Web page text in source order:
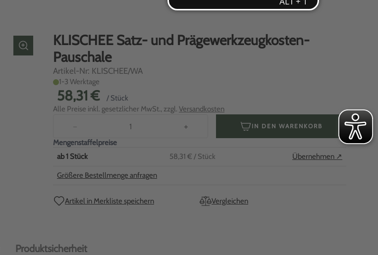
KLISCHEE Satz- und Prägewerkzeugkosten-
Pauschale
Artikel-Nr: KLISCHEE/WA
1-3 Werktage
58,31 €
/ Stück
Alle Preise inkl. gesetzlicher MwSt., zzgl. Versandkosten
− + IN DEN WARENKORB
Mengenstaffelpreise
ab1 Stück 58,31 € / Stück Übernehmen ↗
Größere Bestellmenge anfragen
Artikel in Merkliste speichern Vergleichen
Produktsicherheit